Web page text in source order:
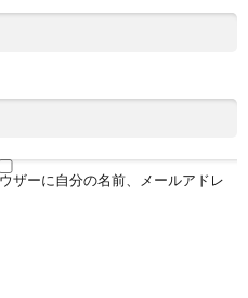
ザーに自分の名前、メールアドレ